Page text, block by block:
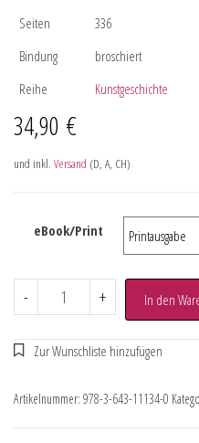
Seiten
336
Bindung
broschiert
Reihe
Kunstgeschichte
34,90 €
und inkl. Versand (D, A, CH)
eBook/Print
- + In den
Artikelnummer: 978-3-643-11134-0